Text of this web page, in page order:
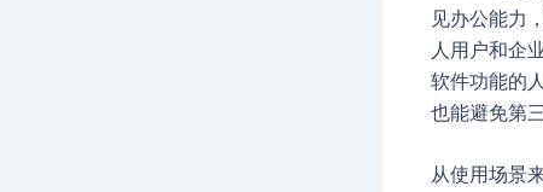
见办公能力
人用户和企
软件功能的
也能避免第
从使用场景